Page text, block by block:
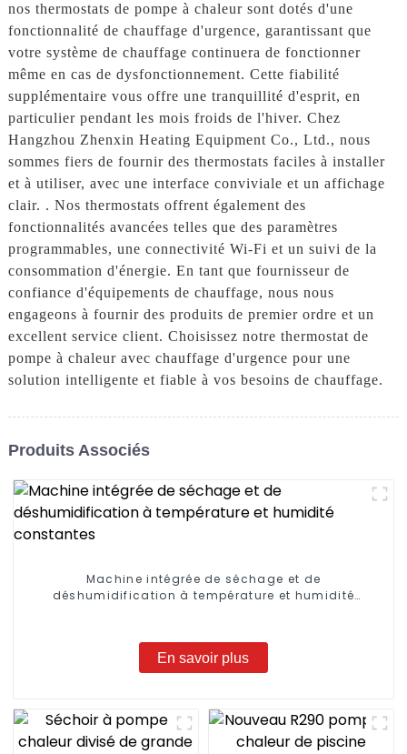
nos thermostats de pompe à chaleur sont dotés d'une
fonctionnalité de chauffage d'urgence, garantissant que
votre système de chauffage continuera de fonctionner
même en cas de dysfonctionnement. Cette fiabilité
supplémentaire vous offre une tranquillité d'esprit, en
particulier pendant les mois froids de l'hiver. Chez
Hangzhou Zhenxin Heating Equipment Co., Ltd., nous
sommes fiers de fournir des thermostats faciles à installer
et à utiliser, avec une interface conviviale et un affichage
clair. . Nos thermostats offrent également des
fonctionnalités avancées telles que des paramètres
programmables, une connectivité Wi-Fi et un suivi de la
consommation d'énergie. En tant que fournisseur de
confiance d'équipements de chauffage, nous nous
engageons à fournir des produits de premier ordre et un
excellent service client. Choisissez notre thermostat de
pompe à chaleur avec chauffage d'urgence pour une
solution intelligente et fiable à vos besoins de chauffage.
Produits Associés
Machine intégrée de séchage et de
déshumidification à température et humidité
En savoir plus